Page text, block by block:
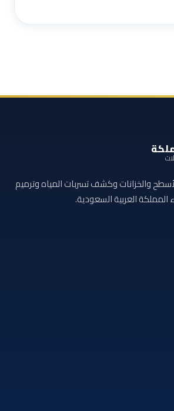
والخزانات وكشف تسربات المياه وترميم
المملكة العربية السعودية.